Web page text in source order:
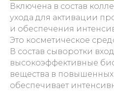
Включена в состав
ухода для активации
и обеспечения
Это косметическое
В состав сыворотки
высокоэффективные
вещества в
обеспечивает